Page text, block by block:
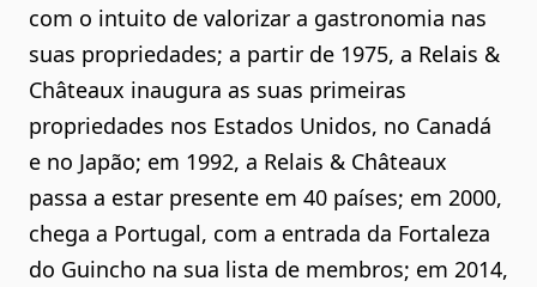
com o intuito de valorizar a gastronomia nas
suas propriedades; a partir de 1975, a Relais &
Châteaux inaugura as suas primeiras
propriedades nos Estados Unidos, no Canadá
e no Japão; em 1992, a Relais & Châteaux
passa a estar presente em 40 países; em 2000,
chega a Portugal, com a entrada da Fortaleza
do Guincho na sua lista de membros; em 2014,